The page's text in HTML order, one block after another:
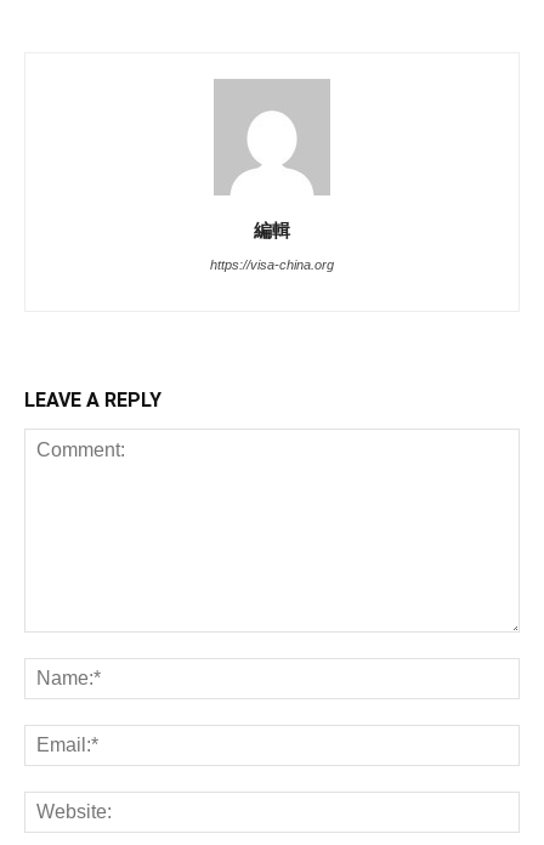
編輯
https://visa-china.org
LEAVE A REPLY